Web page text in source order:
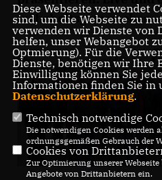
wahrheitsgetreu eben.
Diese Webseite verwendet
sind, um die Webseite zu
verwenden wir Dienste von
helfen, unser Webangebot
Optmierung). Für die
Dienste, benötigen wir Ihre
Einwilligung können Sie
Informationen finden Sie in
Datenschutzerklärung.
Technisch notwendige
Die notwendigen Cookies werden
ordnungsgemäßen Gebrauch der
Cookies von
Zur Optimierung unserer
Angebote von Drittanbietern ein.